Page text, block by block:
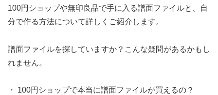
100円ショップや無印良品で手に入る譜面ファイルと、自
分で作る方法について詳しくご紹介します。
譜面ファイルを探していますか？こんな疑問があるかもし
れません。
・ 100円ショップで本当に譜面ファイルが買えるの？